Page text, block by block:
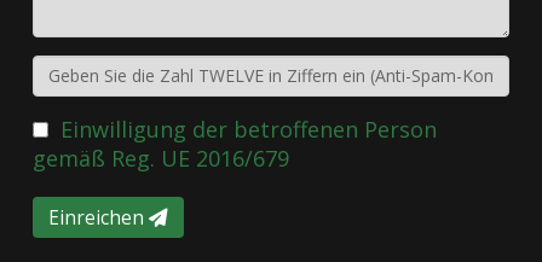
Einwilligung der betroffenen Person
gemäß Reg. UE 2016/679
Einreichen